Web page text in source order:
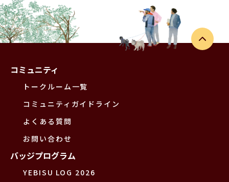
コミュニティ
トークルーム一覧
コミュニティガイドライン
よくある質問
お問い合わせ
バッジプログラム
YEBISU LOG 2026